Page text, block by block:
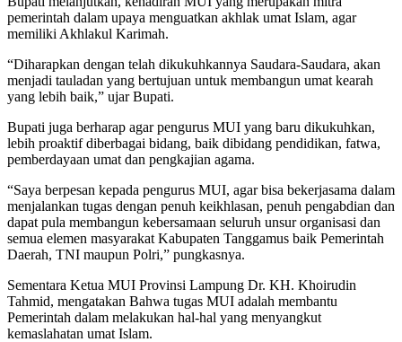
pemerintah dalam upaya menguatkan akhlak umat Islam, agar
memiliki Akhlakul Karimah.
“Diharapkan dengan telah dikukuhkannya Saudara-Saudara, akan
menjadi tauladan yang bertujuan untuk membangun umat kearah
yang lebih baik,” ujar Bupati.
Bupati juga berharap agar pengurus MUI yang baru dikukuhkan,
lebih proaktif diberbagai bidang, baik dibidang pendidikan, fatwa,
pemberdayaan umat dan pengkajian agama.
“Saya berpesan kepada pengurus MUI, agar bisa bekerjasama dalam
menjalankan tugas dengan penuh keikhlasan, penuh pengabdian dan
dapat pula membangun kebersamaan seluruh unsur organisasi dan
semua elemen masyarakat Kabupaten Tanggamus baik Pemerintah
Daerah, TNI maupun Polri,” pungkasnya.
Sementara Ketua MUI Provinsi Lampung Dr. KH. Khoirudin
Tahmid, mengatakan Bahwa tugas MUI adalah membantu
Pemerintah dalam melakukan hal-hal yang menyangkut
kemaslahatan umat Islam.